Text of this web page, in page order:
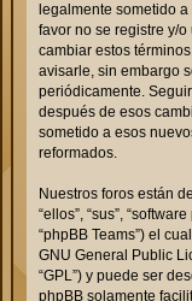
legalmente sometido
favor no se registre y/
cambiar estos
avisarle, sin embargo
periódicamente.
después de esos
sometido a esos
reformados.
Nuestros foros están
“ellos”, “sus”,
“phpBB Teams”) el
GNU General Public
“GPL”) y puede ser
phpBB solamente